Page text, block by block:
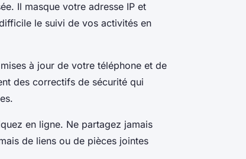
Il masque votre adresse IP et
le suivi de vos activités en
à jour de votre téléphone et de
des correctifs de sécurité qui
en ligne. Ne partagez jamais
de liens ou de pièces jointes